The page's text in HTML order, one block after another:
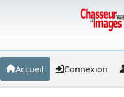
Accueil Connexion